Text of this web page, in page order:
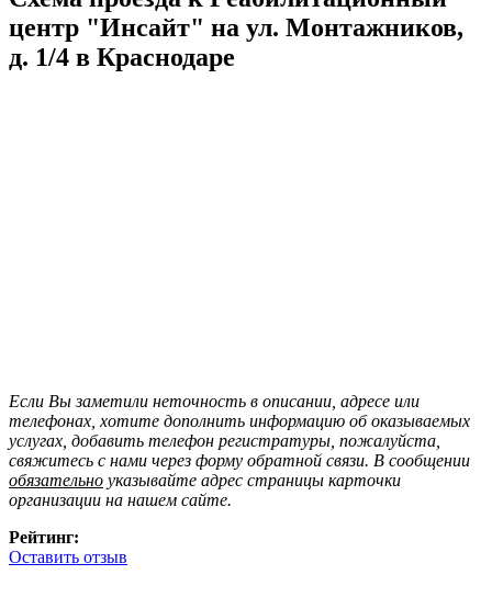
центр "Инсайт" на ул. Монтажников,
д. 1/4 в Краснодаре
Если Вы заметили неточность в описании, адресе или
телефонах, хотите дополнить информацию об оказываемых
услугах, добавить телефон регистратуры, пожалуйста,
свяжитесь с нами через форму обратной связи. В сообщении
обязательно указывайте адрес страницы карточки
организации на нашем сайте.
Рейтинг:
Оставить отзыв